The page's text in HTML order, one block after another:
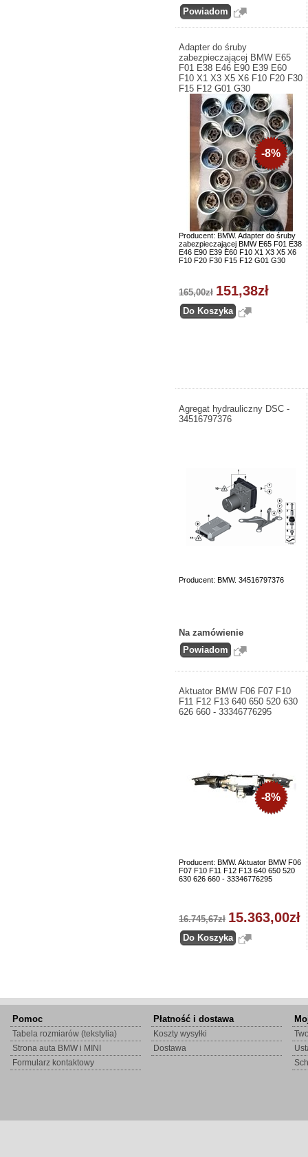
Adapter do śruby
zabezpieczającej BMW E65
F01 E38 E46 E90 E39 E60
F10 X1 X3 X5 X6 F10 F20 F30
F15 F12 G01 G30
Producent: BMW. Adapter do śruby
zabezpieczającej BMW E65 F01 E38
E46 E90 E39 E60 F10 X1 X3 X5 X6
F10 F20 F30 F15 F12 G01 G30
-8%
165,00zł 151,38zł
Agregat hydrauliczny DSC -
34516797376
Producent: BMW. 34516797376
Na zamówienie
Aktuator BMW F06 F07 F10
F11 F12 F13 640 650 520 630
626 660 - 33346776295
Producent: BMW. Aktuator BMW F06
F07 F10 F11 F12 F13 640 650 520
630 626 660 - 33346776295
-8%
16.745,67zł 15.363,00zł
Pomoc
Tabela rozmiarów (tekstylia)
Strona auta BMW i MINI
Formularz kontaktowy
Płatność i dostawa
Koszty wysyłki
Dostawa